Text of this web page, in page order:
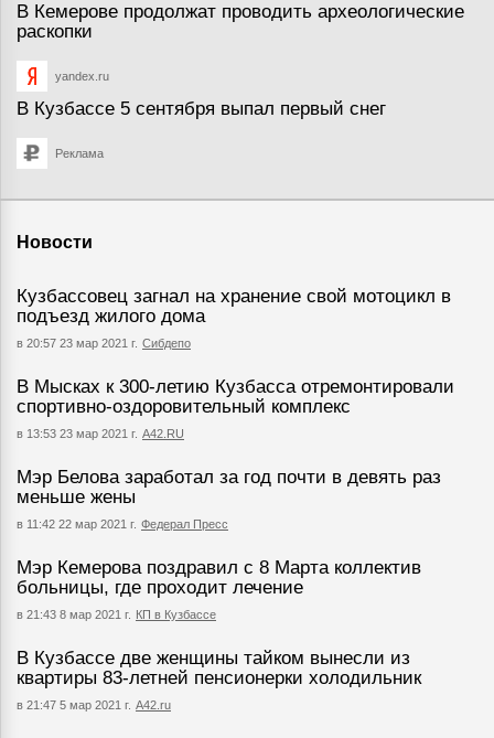
В Кемерове продолжат проводить археологические
раскопки
yandex.ru
В Кузбассе 5 сентября выпал первый снег
Реклама
Новости
Кузбассовец загнал на хранение свой мотоцикл в
подъезд жилого дома
в 20:57 23 мар 2021 г. Сибдепо
В Мысках к 300-летию Кузбасса отремонтировали
спортивно-оздоровительный комплекс
в 13:53 23 мар 2021 г. А42.RU
Мэр Белова заработал за год почти в девять раз
меньше жены
в 11:42 22 мар 2021 г. Федерал Пресс
Мэр Кемерова поздравил с 8 Марта коллектив
больницы, где проходит лечение
в 21:43 8 мар 2021 г. КП в Кузбассе
В Кузбассе две женщины тайком вынесли из
квартиры 83-летней пенсионерки холодильник
в 21:47 5 мар 2021 г. А42.ru